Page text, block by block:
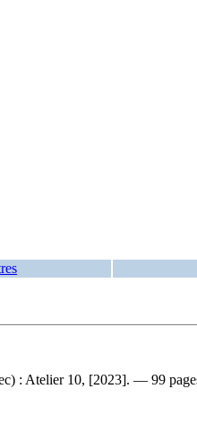
: Atelier 10, [2023]. — 99